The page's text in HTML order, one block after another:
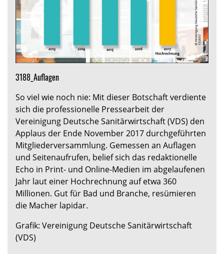
3188_Auflagen
So viel wie noch nie: Mit dieser Botschaft verdiente
sich die professionelle Pressearbeit der
Vereinigung Deutsche Sanitärwirtschaft (VDS) den
Applaus der Ende November 2017 durchgeführten
Mitgliederversammlung. Gemessen an Auflagen
und Seitenaufrufen, belief sich das redaktionelle
Echo in Print- und Online-Medien im abgelaufenen
Jahr laut einer Hochrechnung auf etwa 360
Millionen. Gut für Bad und Branche, resümieren
die Macher lapidar.
Grafik: Vereinigung Deutsche Sanitärwirtschaft
(VDS)